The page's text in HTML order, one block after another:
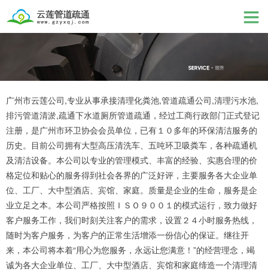
广州市云莲公司,专业从事承接清理化粪池,管道疏通公司,清理污水池,
排污管道清淤,疏通下水道厕所管道疏通，经过工商行政部门正式登记
注册，是广州市环卫协会会员单位，已有１０多年的环保清洁服务的
历史。目前公司拥有大型高压清洗车、五吨环卫吸粪车，各种疏通机
及清洁设备。本公司以专业的管理模式、丰富的经验、实惠合理的价
格定位和贴心的服务得到社会各界的广泛好评，主要服务各大企业单
位、工厂、大中型酒店、宾馆、家庭。质量是企业的生命，服务是企
业立足之本。本公司严格按照ＩＳＯ９００１的模式运行，致力做好
客户服务工作，我们时刻关注客户的需求，设置２４小时服务热线，
随时为客户服务，为客户的正常生活增添一份信心的保证。继往开
来，本公司将本着“用心为您服务，永远让您满意！”的经营理念，竭
诚为各大企业单位、工厂、大中型酒店、宾馆和家庭缔造一个清理清